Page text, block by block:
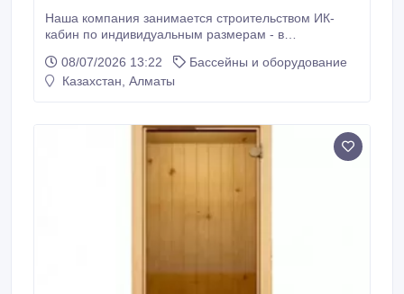
Наша компания занимается строительством ИК-
кабин по индивидуальным размерам - в
посетителей кабины, от мощностных возможностей
помещения. Инфракрасные сауны могут быть
гостиницах и фитнес центрах.
08/07/2026 13:22
Бассейны и оборудование
Казахстан, Алматы